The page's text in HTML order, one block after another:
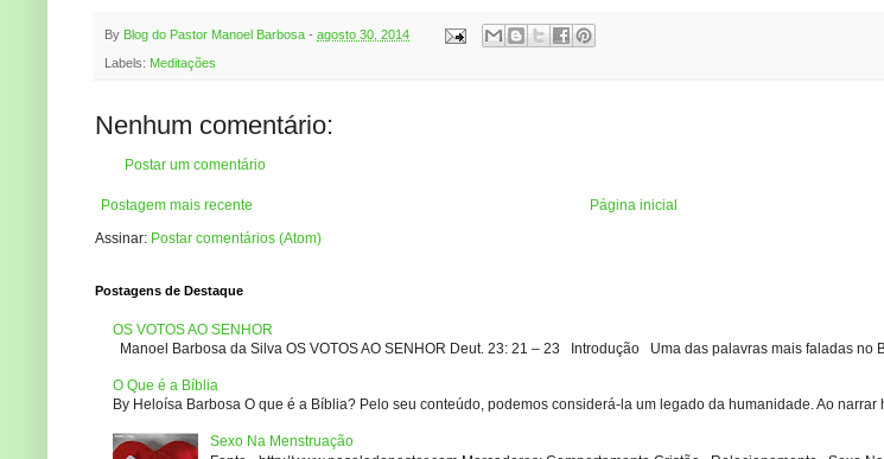
By Blog do Pastor Manoel Barbosa - agosto 30, 2014
Labels: Meditações
Nenhum comentário:
Postar um comentário
Postagem mais recente
Página inicial
Assinar: Postar comentários (Atom)
Postagens de Destaque
OS VOTOS AO SENHOR
Manoel Barbosa da Silva OS VOTOS AO SENHOR Deut. 23: 21 – 23 Introdução Uma das palavras mais faladas no
O Que é a Bíblia
By Heloísa Barbosa O que é a Bíblia? Pelo seu conteúdo, podemos considerá-la um legado da humanidade. Ao narrar
Sexo Na Menstruação